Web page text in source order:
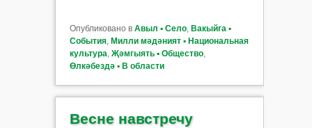
Опубликовано в Авыл ▪ Село, Вакыйга ▪
События, Милли мәдәният ▪ Национальная
культура, Җәмгыять ▪ Общество,
Өлкәбездә ▪ В области
Весне навстречу